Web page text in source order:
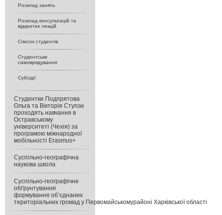
Розклад занять
Розклад консультацій та
відкритих лекцій
Список студентів
Студентське
самоврядування
Субсідії
Студентки Подпрятова
Ольга та Вікторія Ступак
проходять навчання в
Остравському
університеті (Чехія) за
програмою міжнародної
мобільності Erasmus+
Суспільно-географічна
наукова школа
Суспільно-географічне
обґрунтування
формування об’єднаних
територіальних громад у Первомайськомурайоні Харківської області